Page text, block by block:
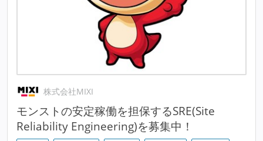
株式会社MIXI
モンストの安定稼働を担保するSRE(Site
Reliability Engineering)を募集中！